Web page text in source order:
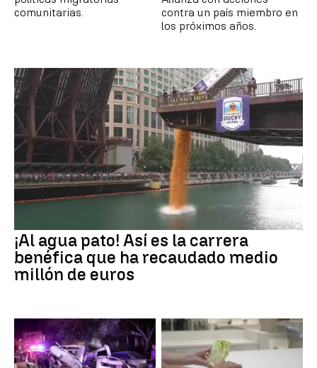
comunitarias.
contra un país miembro en
los próximos años.
¡Al agua pato! Así es la carrera
benéfica que ha recaudado medio
millón de euros